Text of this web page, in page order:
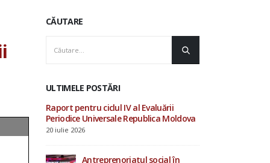
CĂUTARE
ULTIMELE POSTĂRI
Moldova
AOPD contribuie la
consultările ONU privind
drepturile omului și procesul